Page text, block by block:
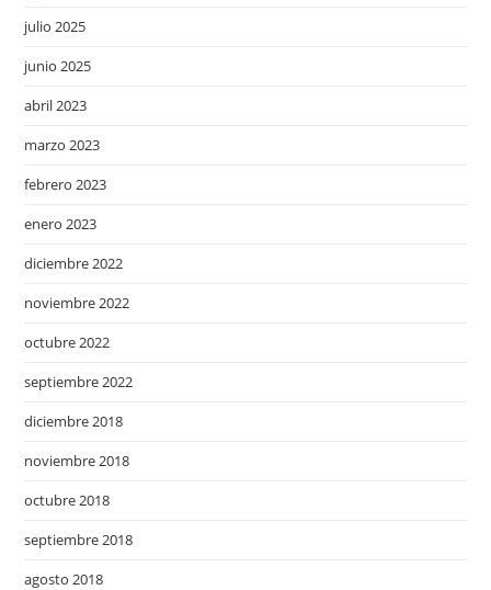
julio 2025
junio 2025
abril 2023
marzo 2023
febrero 2023
enero 2023
diciembre 2022
noviembre 2022
octubre 2022
septiembre 2022
diciembre 2018
noviembre 2018
octubre 2018
septiembre 2018
agosto 2018